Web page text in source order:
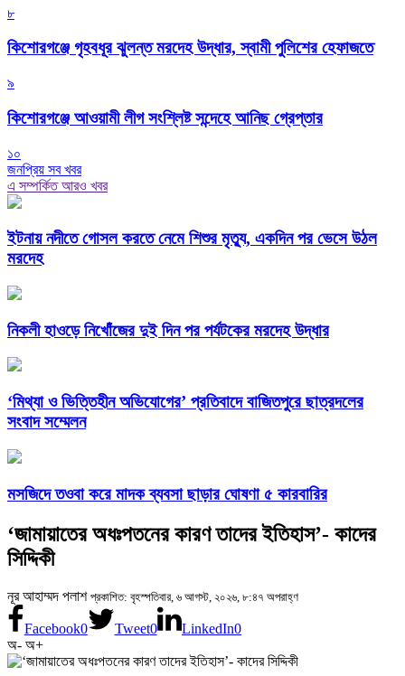
৮
কিশোরগঞ্জে গৃহবধূর ঝুলন্ত মরদেহ উদ্ধার, স্বামী পুলিশের হেফাজতে
৯
কিশোরগঞ্জে আওয়ামী লীগ সংশ্লিষ্ট সন্দেহে আনিছ গ্রেপ্তার
১০
জনপ্রিয় সব খবর
এ সম্পর্কিত আরও খবর
ইটনায় নদীতে গোসল করতে নেমে শিশুর মৃত্যু, একদিন পর ভেসে উঠল
মরদেহ
নিকলী হাওড়ে নিখোঁজের দুই দিন পর পর্যটকের মরদেহ উদ্ধার
‘মিথ্যা ও ভিত্তিহীন অভিযোগের’ প্রতিবাদে বাজিতপুরে ছাত্রদলের
সংবাদ সম্মেলন
মসজিদে তওবা করে মাদক ব্যবসা ছাড়ার ঘোষণা ৫ কারবারির
‘জামায়াতের অধঃপতনের কারণ তাদের ইতিহাস’- কাদের
সিদ্দিকী
নূর আহাম্মদ পলাশ প্রকাশিত: বৃহস্পতিবার, ৬ আগস্ট, ২০২৬, ৮:৪৭ অপরাহ্ণ
Facebook0 Tweet0 LinkedIn0
অ- অ+